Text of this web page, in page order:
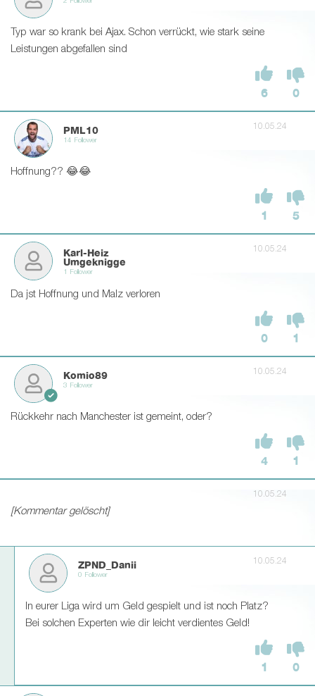
2 Follower
Typ war so krank bei Ajax. Schon verrückt, wie stark seine
Leistungen abgefallen sind
6 0
PML10
14 Follower
10.05.24
Hoffnung?? 😂😂
1 5
Karl-Heiz
Umgeknigge
1 Follower
10.05.24
Da jst Hoffnung und Malz verloren
0 1
Komio89
3 Follower
10.05.24
Rückkehr nach Manchester ist gemeint, oder?
4 1
10.05.24
[Kommentar gelöscht]
ZPND_Danii
0 Follower
10.05.24
In eurer Liga wird um Geld gespielt und ist noch Platz?
Bei solchen Experten wie dir leicht verdientes Geld!
1 0